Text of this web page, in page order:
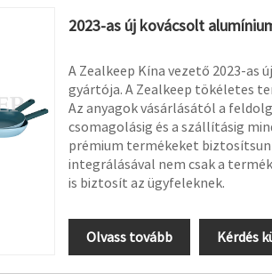
2023-as új kovácsolt
A Zealkeep Kína vezető 2023-as
gyártója. A Zealkeep tökéletes
Az anyagok vásárlásától a
csomagolásig és a szállításig
prémium termékeket
integrálásával nem csak a
is biztosít az ügyfeleknek.
Olvass tovább Kérdés